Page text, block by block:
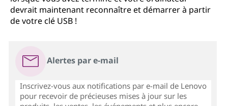
devrait maintenant reconnaître et démarrer à partir
de votre clé USB !
Alertes par e-mail
Inscrivez-vous aux notifications par e-mail de Lenovo
pour recevoir de précieuses mises à jour sur les